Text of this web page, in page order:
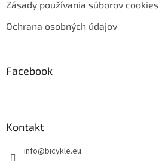
Zásady používania súborov cookies
Ochrana osobných údajov
Facebook
Kontakt
info@bicykle.eu